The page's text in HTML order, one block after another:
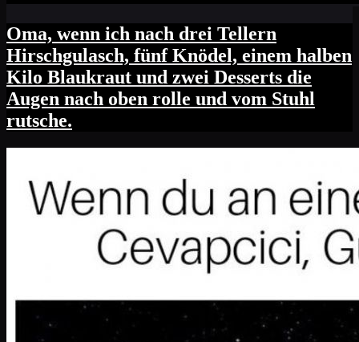
Oma, wenn ich nach drei Tellern
Hirschgulasch, fünf Knödel, einem halben
Kilo Blaukraut und zwei Desserts die
Augen nach oben rolle und vom Stuhl
rutsche.